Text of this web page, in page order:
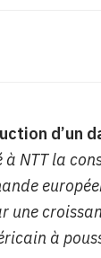
d’un
à NTT la
à